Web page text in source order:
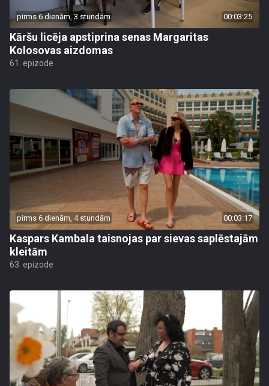
pirms 6 dienām, 3 stundām 00:03:25
Kāršu licēja apstiprina senas Margaritas
Kolosovas aizdomas
61. epizode
pirms 6 dienām, 4 stundām 00:03:17
Kaspars Kambala taisnojas par sievas saplēstajām
kleitām
63. epizode